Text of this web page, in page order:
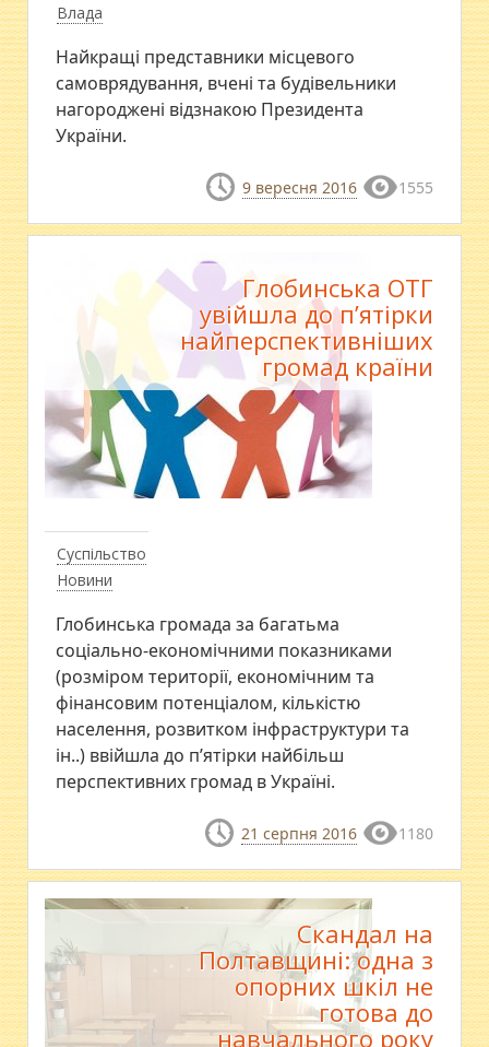
Влада
Найкращі представники місцевого
самоврядування, вчені та будівельники
нагороджені відзнакою Президента
України.
9 вересня 2016 1555
Суспільство
Новини
Глобинська ОТГ
увійшла до п’ятірки
найперспективніших
громад країни
Глобинська громада за багатьма
соціально-економічними показниками
(розміром території, економічним та
фінансовим потенціалом, кількістю
населення, розвитком інфраструктури та
ін..) ввійшла до п’ятірки найбільш
перспективних громад в Україні.
21 серпня 2016 1180
Скандал на
Полтавщині: одна з
опорних шкіл не
готова до
навчального року